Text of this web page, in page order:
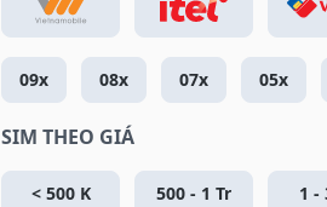
09x 08x 07x 05x
SIM THEO GIÁ
< 500 K 500 - 1 Tr 1 -